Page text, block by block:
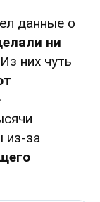
данные о
ни
них чуть
из-за